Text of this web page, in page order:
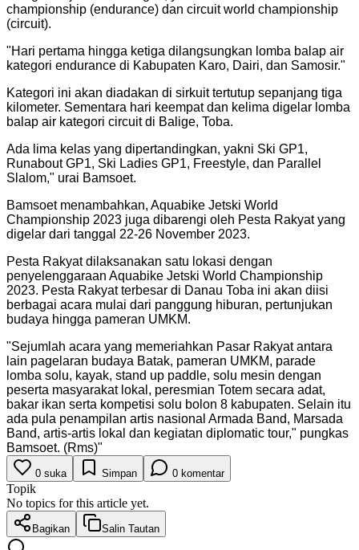
championship (endurance) dan circuit world championship
(circuit).
"Hari pertama hingga ketiga dilangsungkan lomba balap air
kategori endurance di Kabupaten Karo, Dairi, dan Samosir."
Kategori ini akan diadakan di sirkuit tertutup sepanjang tiga
kilometer. Sementara hari keempat dan kelima digelar lomba
balap air kategori circuit di Balige, Toba.
Ada lima kelas yang dipertandingkan, yakni Ski GP1,
Runabout GP1, Ski Ladies GP1, Freestyle, dan Parallel
Slalom," urai Bamsoet.
Bamsoet menambahkan, Aquabike Jetski World
Championship 2023 juga dibarengi oleh Pesta Rakyat yang
digelar dari tanggal 22-26 November 2023.
Pesta Rakyat dilaksanakan satu lokasi dengan
penyelenggaraan Aquabike Jetski World Championship
2023. Pesta Rakyat terbesar di Danau Toba ini akan diisi
berbagai acara mulai dari panggung hiburan, pertunjukan
budaya hingga pameran UMKM.
"Sejumlah acara yang memeriahkan Pasar Rakyat antara
lain pagelaran budaya Batak, pameran UMKM, parade
lomba solu, kayak, stand up paddle, solu mesin dengan
peserta masyarakat lokal, peresmian Totem secara adat,
bakar ikan serta kompetisi solu bolon 8 kabupaten. Selain itu
ada pula penampilan artis nasional Armada Band, Marsada
Band, artis-artis lokal dan kegiatan diplomatic tour," pungkas
Bamsoet. (Rms)"
0 suka Simpan 0 komentar
Topik
No topics for this article yet.
Bagikan Salin Tautan